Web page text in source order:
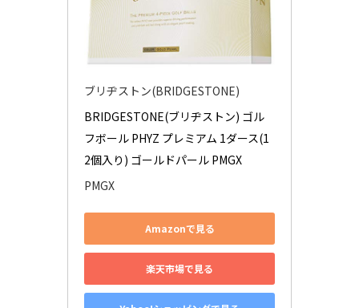
ブリヂストン(BRIDGESTONE)
BRIDGESTONE(ブリヂストン) ゴル
フボール PHYZ プレミアム 1ダース(1
2個入り) ゴールドパール PMGX
PMGX
Amazonで見る
楽天市場で見る